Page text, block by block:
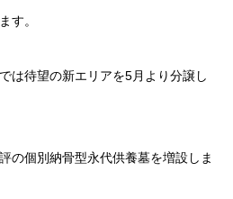
す。
は待望の新エリアを5月より分譲し
の個別納骨型永代供養墓を増設しま